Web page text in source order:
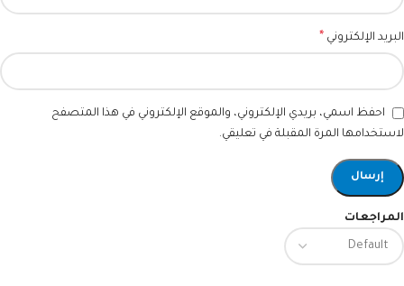
المراجعات
البريد الإلكتروني *
احفظ اسمي، بريدي الإلكتروني، والموقع الإلكتروني في هذا المتصفح
لاستخدامها المرة المقبلة في تعليقي.